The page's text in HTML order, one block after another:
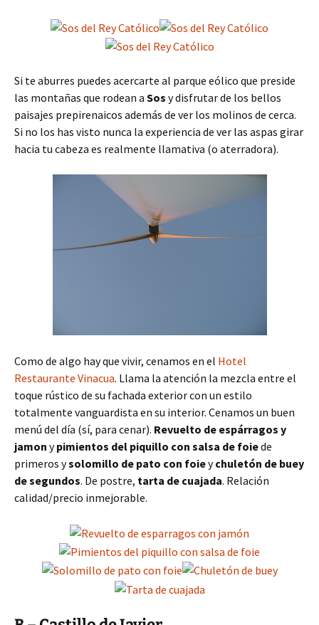
Si te aburres puedes acercarte al parque eólico que preside
las montañas que rodean a Sos y disfrutar de los bellos
paisajes prepirenaicos además de ver los molinos de cerca.
Si no los has visto nunca la experiencia de ver las aspas girar
hacia tu cabeza es realmente llamativa (o aterradora).
Como de algo hay que vivir, cenamos en el Hotel
Restaurante Vinacua. Llama la atención la mezcla entre el
toque rústico de su fachada exterior con un estilo
totalmente vanguardista en su interior. Cenamos un buen
menú del día (sí, para cenar). Revuelto de espárragos y
jamon ypimientos del piquillo con salsa de foiede
primeros ysolomillo de pato con foieychuletón de buey
de segundos. De postre, tarta de cuajada. Relación
calidad/precio inmejorable.